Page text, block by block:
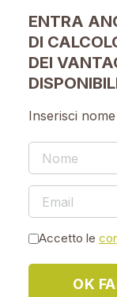
ENTRA
DI
DEI
Inserisci
Accetto le
OK